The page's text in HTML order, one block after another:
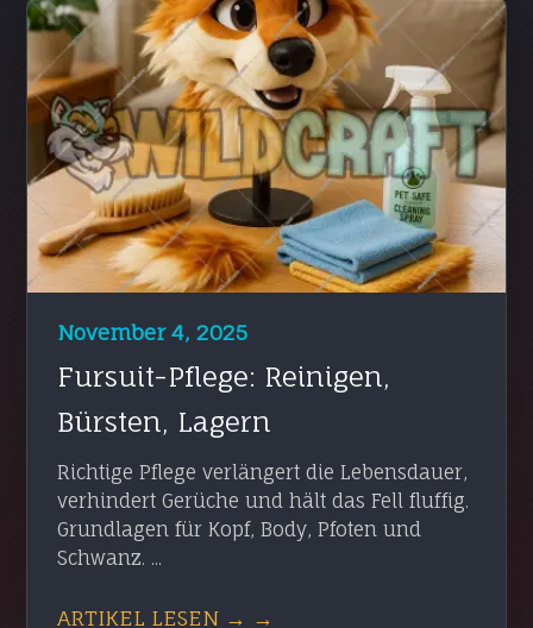
November 4, 2025
Fursuit-Pflege: Reinigen,
Bürsten, Lagern
Richtige Pflege verlängert die Lebensdauer,
verhindert Gerüche und hält das Fell fluffig.
Grundlagen für Kopf, Body, Pfoten und
Schwanz. ...
ARTIKEL LESEN → →